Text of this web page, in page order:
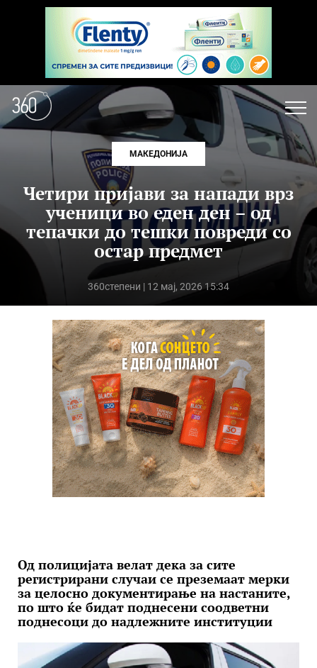
МАКЕДОНИЈА
Четири пријави за напади врз
ученици во еден ден – од
тепачки до тешки повреди со
остар предмет
360степени | 12 мај, 2026 15:34
Од полицијата велат дека за сите
регистрирани случаи се преземаат мерки
за целосно документирање на настаните,
по што ќе бидат поднесени соодветни
поднесоци до надлежните институции